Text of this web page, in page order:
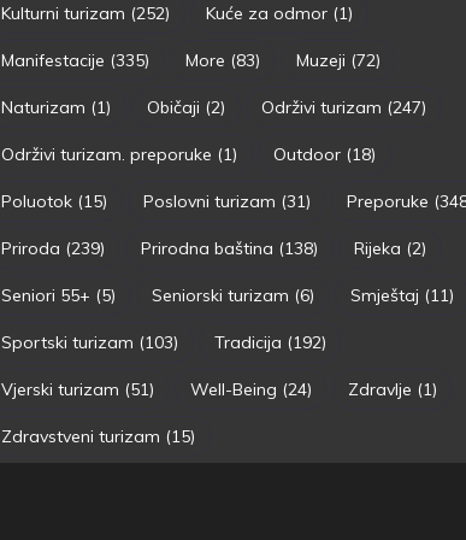
Kulturni turizam (252) Kuće za odmor(1)
Manifestacije (335) More (83) Muzeji (72)
Naturizam (1) Običaji (2) Održivi turizam (247)
Održivi turizam. preporuke (1) Outdoor(18)
Poluotok(15) Poslovni turizam (31) Preporuke
Priroda (239) Prirodna baština (138) Rijeka (2)
Seniori 55+ (5) Seniorski turizam (6) Smještaj (11)
Sportski turizam (103) Tradicija (192)
Vjerski turizam (51) Well-Being (24) Zdravlje (1)
Zdravstveni turizam (15)